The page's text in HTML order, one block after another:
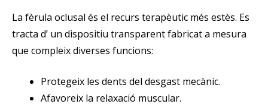
La fèrula oclusal és el recurs terapèutic més estès. Es
tracta d’ un dispositiu transparent fabricat a mesura
que compleix diverses funcions:
Protegeix les dents del desgast mecànic.
Afavoreix la relaxació muscular.